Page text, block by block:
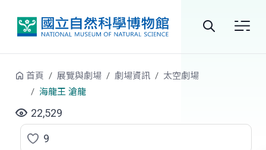
首頁 展覽與劇場 劇場資訊
太空劇場
海龍王 滄龍
22,529
9